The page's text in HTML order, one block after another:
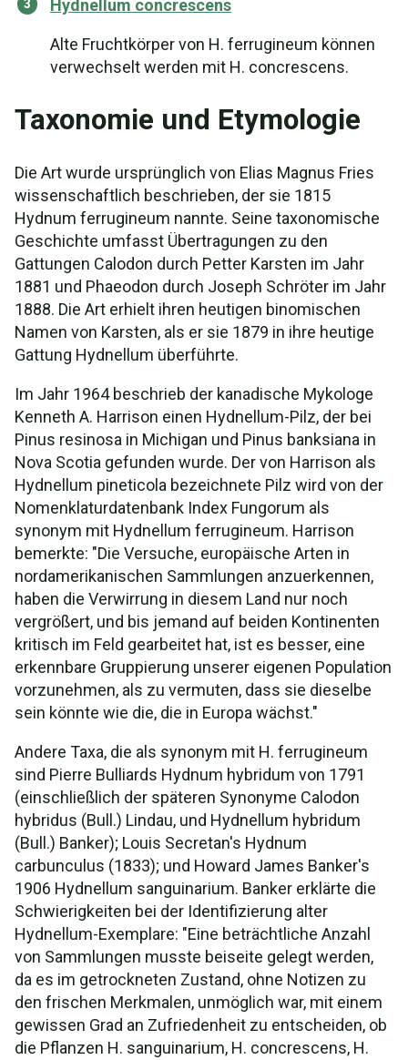
Hydnellum concrescens
Alte Fruchtkörper von H. ferrugineum können
verwechselt werden mit H. concrescens.
Taxonomie und Etymologie
Die Art wurde ursprünglich von Elias Magnus Fries
wissenschaftlich beschrieben, der sie 1815
Hydnum ferrugineum nannte. Seine taxonomische
Geschichte umfasst Übertragungen zu den
Gattungen Calodon durch Petter Karsten im Jahr
1881 und Phaeodon durch Joseph Schröter im Jahr
1888. Die Art erhielt ihren heutigen binomischen
Namen von Karsten, als er sie 1879 in ihre heutige
Gattung Hydnellum überführte.
Im Jahr 1964 beschrieb der kanadische Mykologe
Kenneth A. Harrison einen Hydnellum-Pilz, der bei
Pinus resinosa in Michigan und Pinus banksiana in
Nova Scotia gefunden wurde. Der von Harrison als
Hydnellum pineticola bezeichnete Pilz wird von der
Nomenklaturdatenbank Index Fungorum als
synonym mit Hydnellum ferrugineum. Harrison
bemerkte: "Die Versuche, europäische Arten in
nordamerikanischen Sammlungen anzuerkennen,
haben die Verwirrung in diesem Land nur noch
vergrößert, und bis jemand auf beiden Kontinenten
kritisch im Feld gearbeitet hat, ist es besser, eine
erkennbare Gruppierung unserer eigenen Population
vorzunehmen, als zu vermuten, dass sie dieselbe
sein könnte wie die, die in Europa wächst."
Andere Taxa, die als synonym mit H. ferrugineum
sind Pierre Bulliards Hydnum hybridum von 1791
(einschließlich der späteren Synonyme Calodon
hybridus (Bull.) Lindau, und Hydnellum hybridum
(Bull.) Banker); Louis Secretan's Hydnum
carbunculus (1833); und Howard James Banker's
1906 Hydnellum sanguinarium. Banker erklärte die
Schwierigkeiten bei der Identifizierung alter
Hydnellum-Exemplare: "Eine beträchtliche Anzahl
von Sammlungen musste beiseite gelegt werden,
da es im getrockneten Zustand, ohne Notizen zu
den frischen Merkmalen, unmöglich war, mit einem
gewissen Grad an Zufriedenheit zu entscheiden, ob
die Pflanzen H. sanguinarium, H. concrescens, H.